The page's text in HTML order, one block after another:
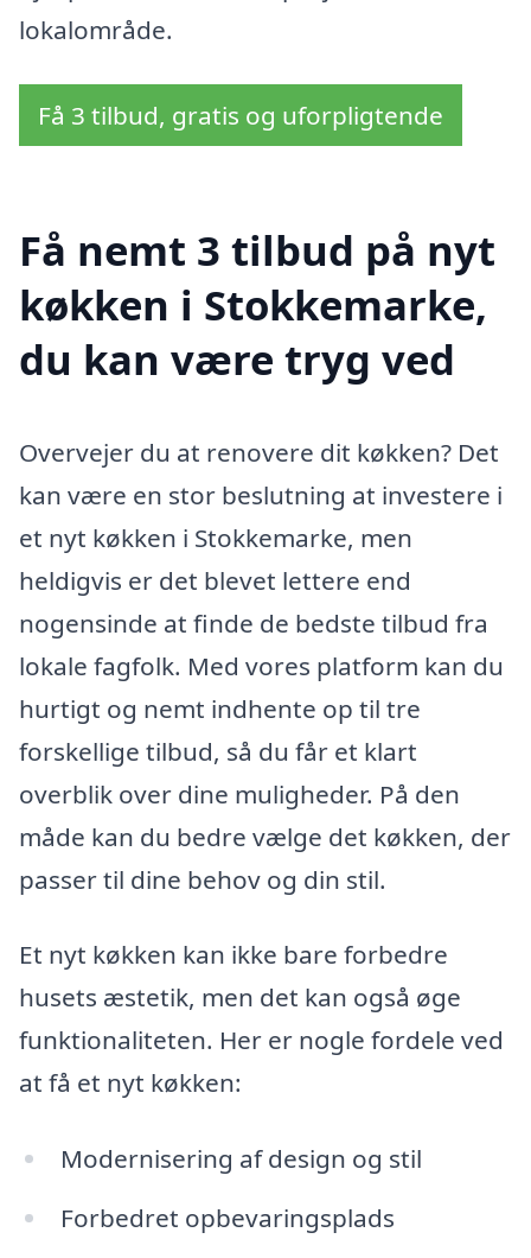
lokalområde.
Få 3 tilbud, gratis og uforpligtende
Få nemt 3 tilbud på nyt
køkken i Stokkemarke,
du kan være tryg ved
Overvejer du at renovere dit køkken? Det
kan være en stor beslutning at investere i
et nyt køkken i Stokkemarke, men
heldigvis er det blevet lettere end
nogensinde at finde de bedste tilbud fra
lokale fagfolk. Med vores platform kan du
hurtigt og nemt indhente op til tre
forskellige tilbud, så du får et klart
overblik over dine muligheder. På den
måde kan du bedre vælge det køkken, der
passer til dine behov og din stil.
Et nyt køkken kan ikke bare forbedre
husets æstetik, men det kan også øge
funktionaliteten. Her er nogle fordele ved
at få et nyt køkken:
Modernisering af design og stil
Forbedret opbevaringsplads